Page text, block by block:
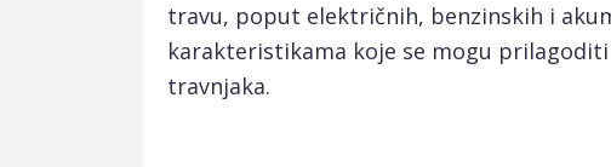
travu, poput električnih, benzinskih i
karakteristikama koje se mogu
travnjaka.